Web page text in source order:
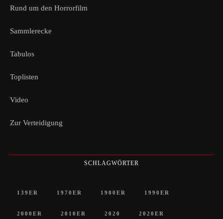
Rund um den Horrorfilm
Sammlerecke
Tabulos
Toplisten
Video
Zur Verteidigung
SCHLAGWÖRTER
139ER 1970ER 1980ER 1990ER
2000ER 2010ER 2020 2020ER